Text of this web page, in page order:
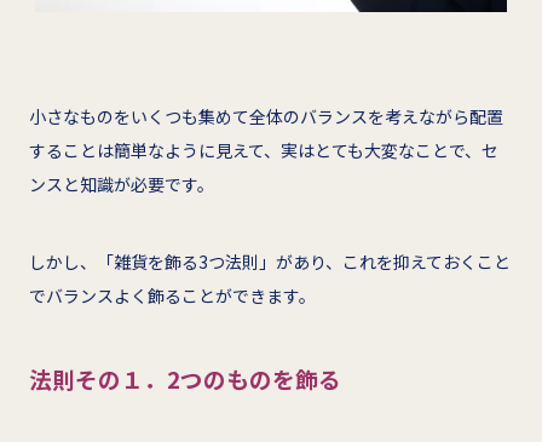
小さなものをいくつも集めて全体のバランスを考えながら配置
することは簡単なように見えて、実はとても大変なことで、セ
ンスと知識が必要です。
しかし、「雑貨を飾る3つ法則」があり、これを抑えておくこと
でバランスよく飾ることができます。
法則その１．2つのものを飾る